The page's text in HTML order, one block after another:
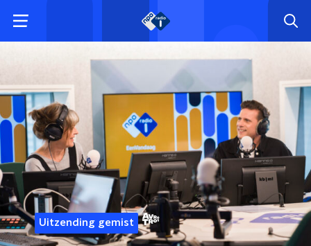
Uitzending gemist